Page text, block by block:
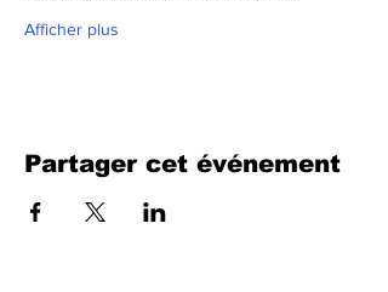
Afficher plus
Partager cet événement